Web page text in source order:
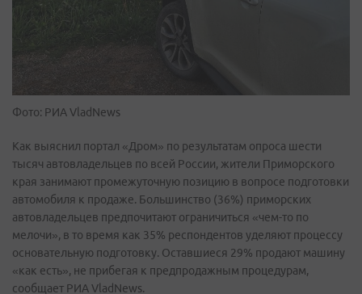
Фото: РИА VladNews
Как выяснил портал «Дром» по результатам опроса шести
тысяч автовладельцев по всей России, жители Приморского
края занимают промежуточную позицию в вопросе подготовки
автомобиля к продаже. Большинство (36%) приморских
автовладельцев предпочитают ограничиться «чем-то по
мелочи», в то время как 35% респондентов уделяют процессу
основательную подготовку. Оставшиеся 29% продают машину
«как есть», не прибегая к предпродажным процедурам,
сообщает РИА VladNews.